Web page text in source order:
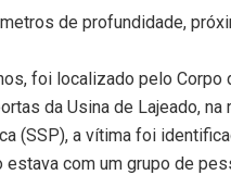
de profundidade,
foi localizado pelo Corpo
da Usina de Lajeado,
(SSP), a vítima foi
estava com um grupo de